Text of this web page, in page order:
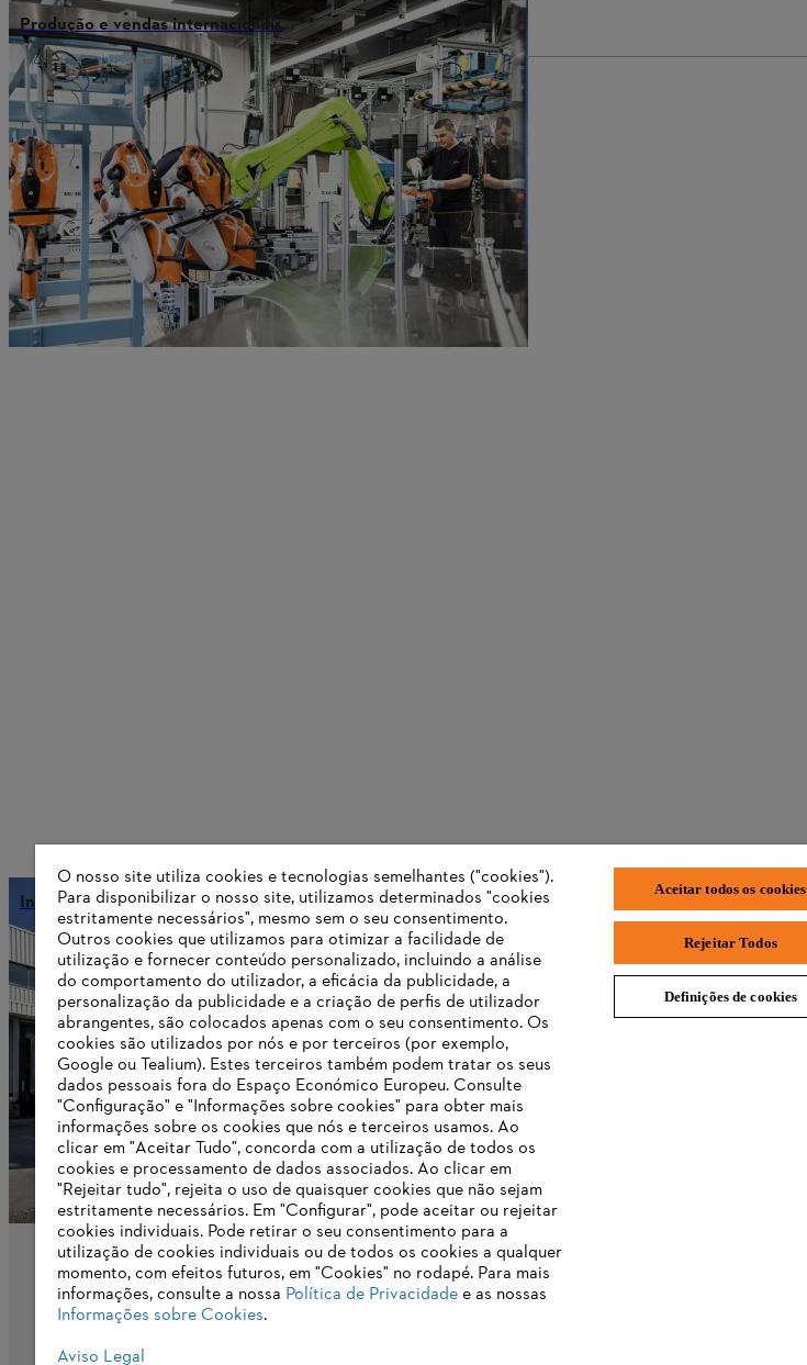
Produção e vendas internacionais
Informações para fornecedores
Informações para fornecedores
Produtos
Contato
Carreira
Sistema de denúncia
O nosso site utiliza cookies e tecnologias semelhantes ("cookies").
Para disponibilizar o nosso site, utilizamos determinados "cookies
estritamente necessários", mesmo sem o seu consentimento.
Outros cookies que utilizamos para otimizar a facilidade de
utilização e fornecer conteúdo personalizado, incluindo a análise
do comportamento do utilizador, a eficácia da publicidade, a
personalização da publicidade e a criação de perfis de utilizador
abrangentes, são colocados apenas com o seu consentimento. Os
cookies são utilizados por nós e por terceiros (por exemplo,
Google ou Tealium). Estes terceiros também podem tratar os seus
dados pessoais fora do Espaço Económico Europeu. Consulte
"Configuração" e "Informações sobre cookies" para obter mais
informações sobre os cookies que nós e terceiros usamos. Ao
clicar em "Aceitar Tudo", concorda com a utilização de todos os
cookies e processamento de dados associados. Ao clicar em
"Rejeitar tudo", rejeita o uso de quaisquer cookies que não sejam
estritamente necessários. Em "Configurar", pode aceitar ou rejeitar
cookies individuais. Pode retirar o seu consentimento para a
utilização de cookies individuais ou de todos os cookies a qualquer
momento, com efeitos futuros, em "Cookies" no rodapé. Para mais
informações, consulte a nossa Política de Privacidadee as nossas
Informações sobre Cookies.
Aviso Legal
Aceitar todos os cookies
Rejeitar Todos
Definições de cookies